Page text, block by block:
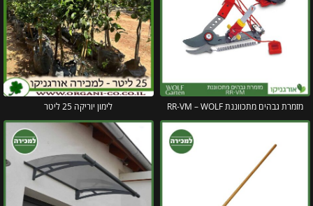
מזמרת גבהים מתכווננת RR-VM – WOLF לימון יוריקה 25 ליטר